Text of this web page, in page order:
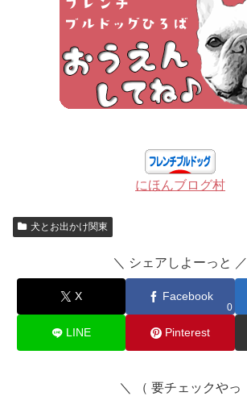
にほんブログ村
犬とお出かけ関東
＼ シェアしよーっと ／
X Facebook
0
LINE Pinterest
＼ （ 要チェックやっ